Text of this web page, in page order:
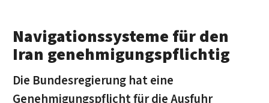
Navigationssysteme für den
Iran genehmigungspflichtig
Die Bundesregierung hat eine
Genehmigungspflicht für die Ausfuhr